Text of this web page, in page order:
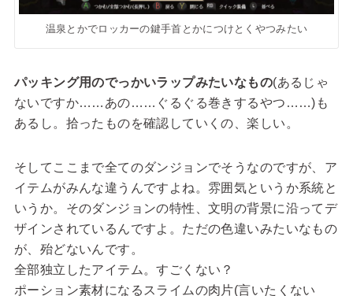
温泉とかでロッカーの鍵手首とかにつけとくやつみたい
パッキング用のでっかいラップみたいなもの(あるじゃ
ないですか……あの……ぐるぐる巻きするやつ……)も
あるし。拾ったものを確認していくの、楽しい。
そしてここまで全てのダンジョンでそうなのですが、ア
イテムがみんな違うんですよね。雰囲気というか系統と
いうか。そのダンジョンの特性、文明の背景に沿ってデ
ザインされているんですよ。ただの色違いみたいなもの
が、殆どないんです。
全部独立したアイテム。すごくない？
ポーション素材になるスライムの肉片(言いたくない